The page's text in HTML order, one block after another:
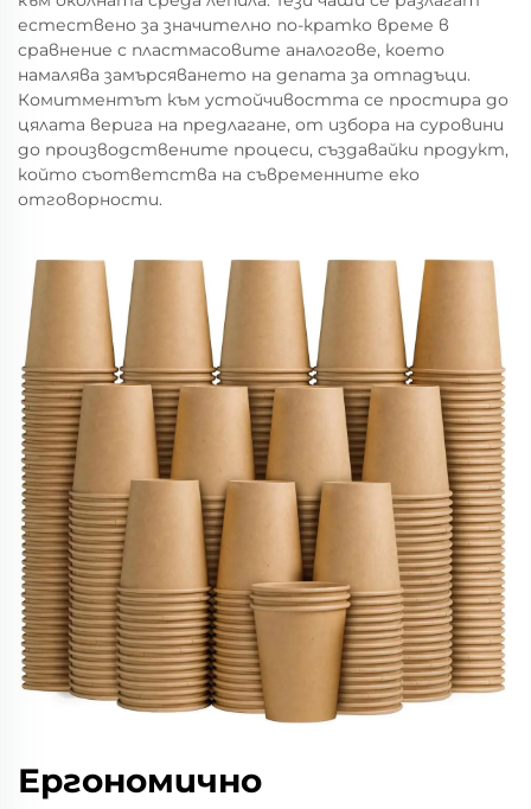
естествено за значително по-кратко време в
сравнение с пластмасовите аналогове, което
намалява замърсяването на депата за отпадъци.
Комитментът към устойчивостта се простира до
цялата верига на предлагане, от избора на суровини
до производствените процеси, създавайки продукт,
който съответства на съвременните еко
отговорности.
Ергономично